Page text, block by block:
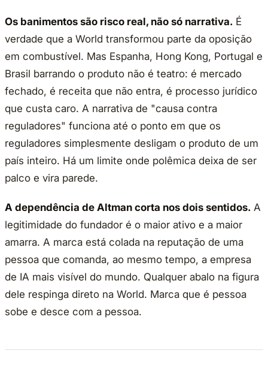
Os banimentos são risco real, não só narrativa. É
verdade que a World transformou parte da oposição
em combustível. Mas Espanha, Hong Kong, Portugal e
Brasil barrando o produto não é teatro: é mercado
fechado, é receita que não entra, é processo jurídico
que custa caro. A narrativa de "causa contra
reguladores" funciona até o ponto em que os
reguladores simplesmente desligam o produto de um
país inteiro. Há um limite onde polêmica deixa de ser
palco e vira parede.
A dependência de Altman corta nos dois sentidos. A
legitimidade do fundador é o maior ativo e a maior
amarra. A marca está colada na reputação de uma
pessoa que comanda, ao mesmo tempo, a empresa
de IA mais visível do mundo. Qualquer abalo na figura
dele respinga direto na World. Marca que é pessoa
sobe e desce com a pessoa.